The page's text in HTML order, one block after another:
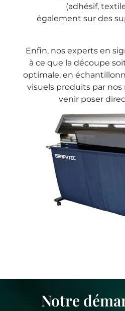
(adhésif,
également sur des
Enfin, nos experts en
à ce que la découpe
optimale, en
visuels produits par nos
venir poser
Notre